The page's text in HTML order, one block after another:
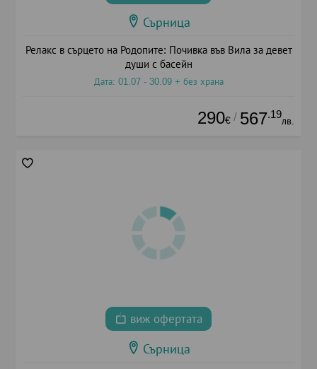
Сърница
Релакс в сърцето на Родопите: Почивка във Вила за девет
души с басейн
Дата: 01.07 - 30.09 + без храна
290€ / 567.19
лв.
виж офертата
Сърница